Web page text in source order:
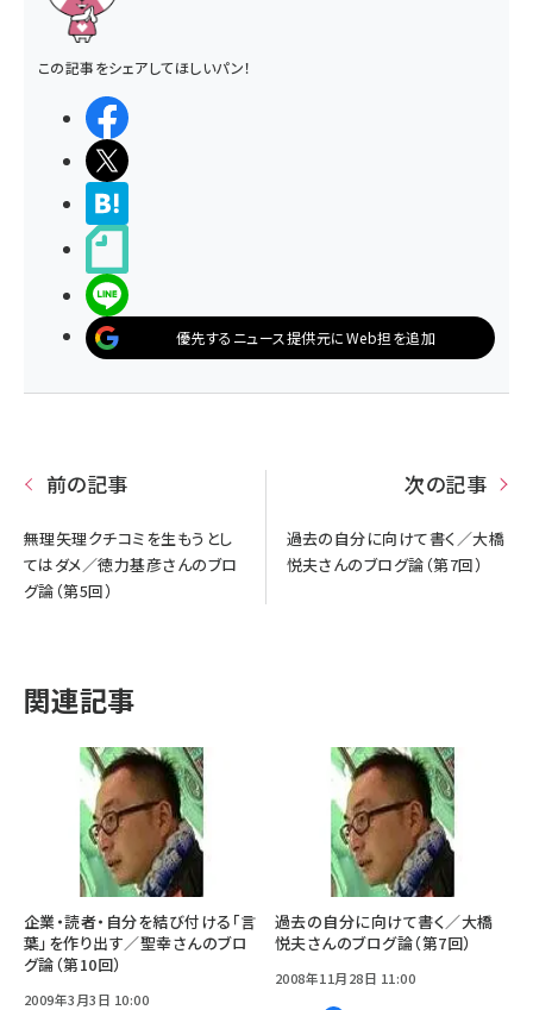
この記事をシェアしてほしいパン！
優先するニュース提供元にWeb担を追加
前の記事
無理矢理クチコミを生もうとし
てはダメ／徳力基彦さんのブロ
グ論（第5回）
次の記事
過去の自分に向けて書く／大橋
悦夫さんのブログ論（第7回）
関連記事
企業・読者・自分を結び付ける「言
葉」を作り出す／聖幸さんのブロ
グ論（第10回）
2009年3月3日 10:00
過去の自分に向けて書く／大橋
悦夫さんのブログ論（第7回）
2008年11月28日 11:00